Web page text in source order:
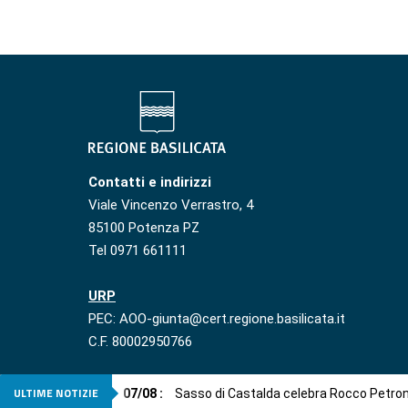
Contatti e indirizzi
Viale Vincenzo Verrastro, 4
85100 Potenza PZ
Tel 0971 661111
URP
PEC: AOO-giunta@cert.regione.basilicata.it
C.F. 80002950766
ULTIME NOTIZIE 07/08 : Sasso di Castalda celebra Rocco